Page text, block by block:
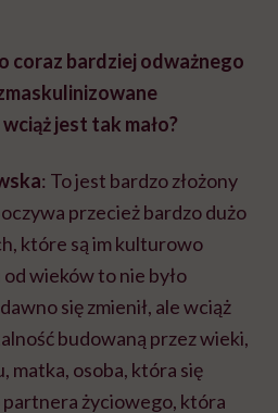
coraz bardziej odważnego
jest tak mało?
: To jest bardzo złożony
przecież bardzo dużo
które są im kulturowo
wieków to nie było
się zmienił, ale wciąż
budowaną przez wieki,
matka, osoba, która się
partnera życiowego, która